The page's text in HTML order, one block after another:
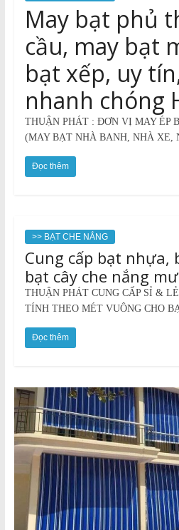
May bạt phủ
cầu, may bạt
bạt xếp, uy
nhanh chóng
THUẬN PHÁT : ĐƠN VỊ MAY ÉP
(MAY BẠT NHÀ BANH, NHÀ XE,
Đọc thêm
>> BẠT CHE NẮNG
Cung cấp bạt nhựa,
bạt cây che nắng
THUẬN PHÁT CUNG CẤP SỈ &
TÍNH THEO MÉT VUÔNG CHO
Đọc thêm